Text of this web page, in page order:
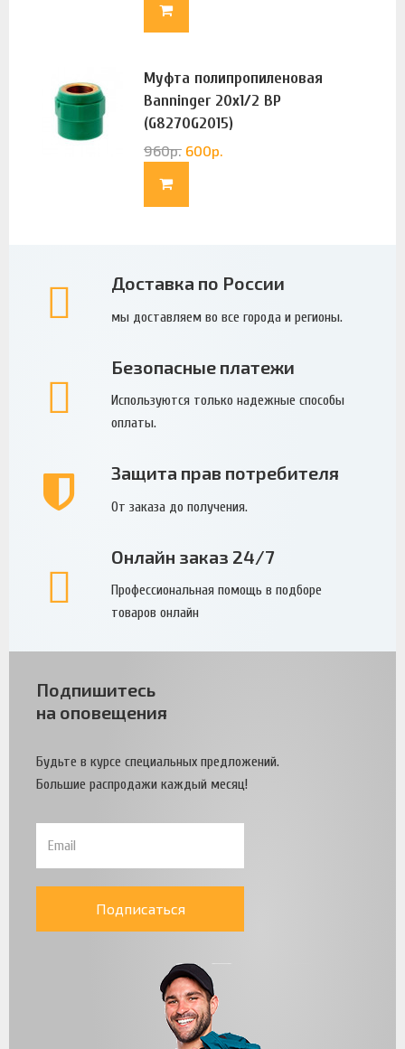
Муфта полипропиленовая
Banninger 20х1/2 ВР
(G8270G2015)
960р. 600р.
Доставка по России
мы доставляем во все города и регионы.
Безопасные платежи
Используются только надежные способы
оплаты.
Защита прав потребителя
От заказа до получения.
Онлайн заказ 24/7
Профессиональная помощь в подборе
товаров онлайн
Подпишитесь
на оповещения
Будьте в курсе специальных предложений.
Большие распродажи каждый месяц!
Подписаться